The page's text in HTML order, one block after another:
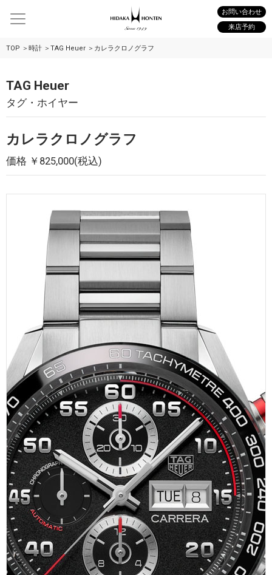
お問い合わせ
来店予約
TOP 時計 TAG Heuer カレラクロノグラフ
TAG Heuer
タグ・ホイヤー
カレラクロノグラフ
価格 ￥825,000(税込)